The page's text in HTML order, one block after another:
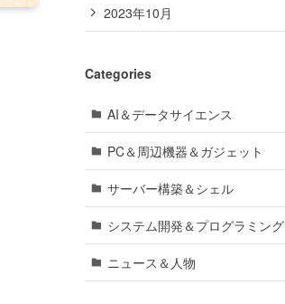
2023年10月
Categories
AI＆データサイエンス
PC＆周辺機器＆ガジェット
サーバー構築＆シェル
システム開発＆プログラミング
ニュース＆人物